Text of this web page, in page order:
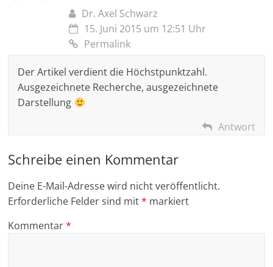
Dr. Axel Schwarz
15. Juni 2015 um 12:51 Uhr
Permalink
Der Artikel verdient die Höchstpunktzahl.
Ausgezeichnete Recherche, ausgezeichnete
Darstellung
Antwort
Schreibe einen Kommentar
Deine E-Mail-Adresse wird nicht veröffentlicht.
Erforderliche Felder sind mit* markiert
Kommentar*